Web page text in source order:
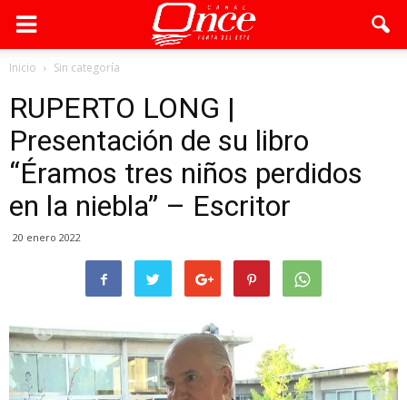
Inicio Sin categoría
RUPERTO LONG |
Presentación de su libro
“Éramos tres niños perdidos
en la niebla” – Escritor
20 enero 2022